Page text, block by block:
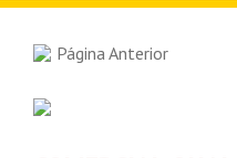
Página Anterior